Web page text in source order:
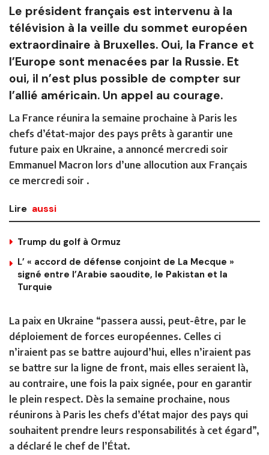
Le président français est intervenu à la
télévision à la veille du sommet européen
extraordinaire à Bruxelles. Oui, la France et
l’Europe sont menacées par la Russie. Et
oui, il n’est plus possible de compter sur
l’allié américain. Un appel au courage.
La France réunira la semaine prochaine à Paris les
chefs d’état-major des pays prêts à garantir une
future paix en Ukraine, a annoncé mercredi soir
Emmanuel Macron lors d’une allocution aux Français
ce mercredi soir .
Lire aussi
Trump du golf à Ormuz
L’ « accord de défense conjoint de La Mecque »
signé entre l’Arabie saoudite, le Pakistan et la
Turquie
La paix en Ukraine “passera aussi, peut-être, par le
déploiement de forces européennes. Celles ci
n’iraient pas se battre aujourd’hui, elles n’iraient pas
se battre sur la ligne de front, mais elles seraient là,
au contraire, une fois la paix signée, pour en garantir
le plein respect. Dès la semaine prochaine, nous
réunirons à Paris les chefs d’état major des pays qui
souhaitent prendre leurs responsabilités à cet égard”,
a déclaré le chef de l’État.